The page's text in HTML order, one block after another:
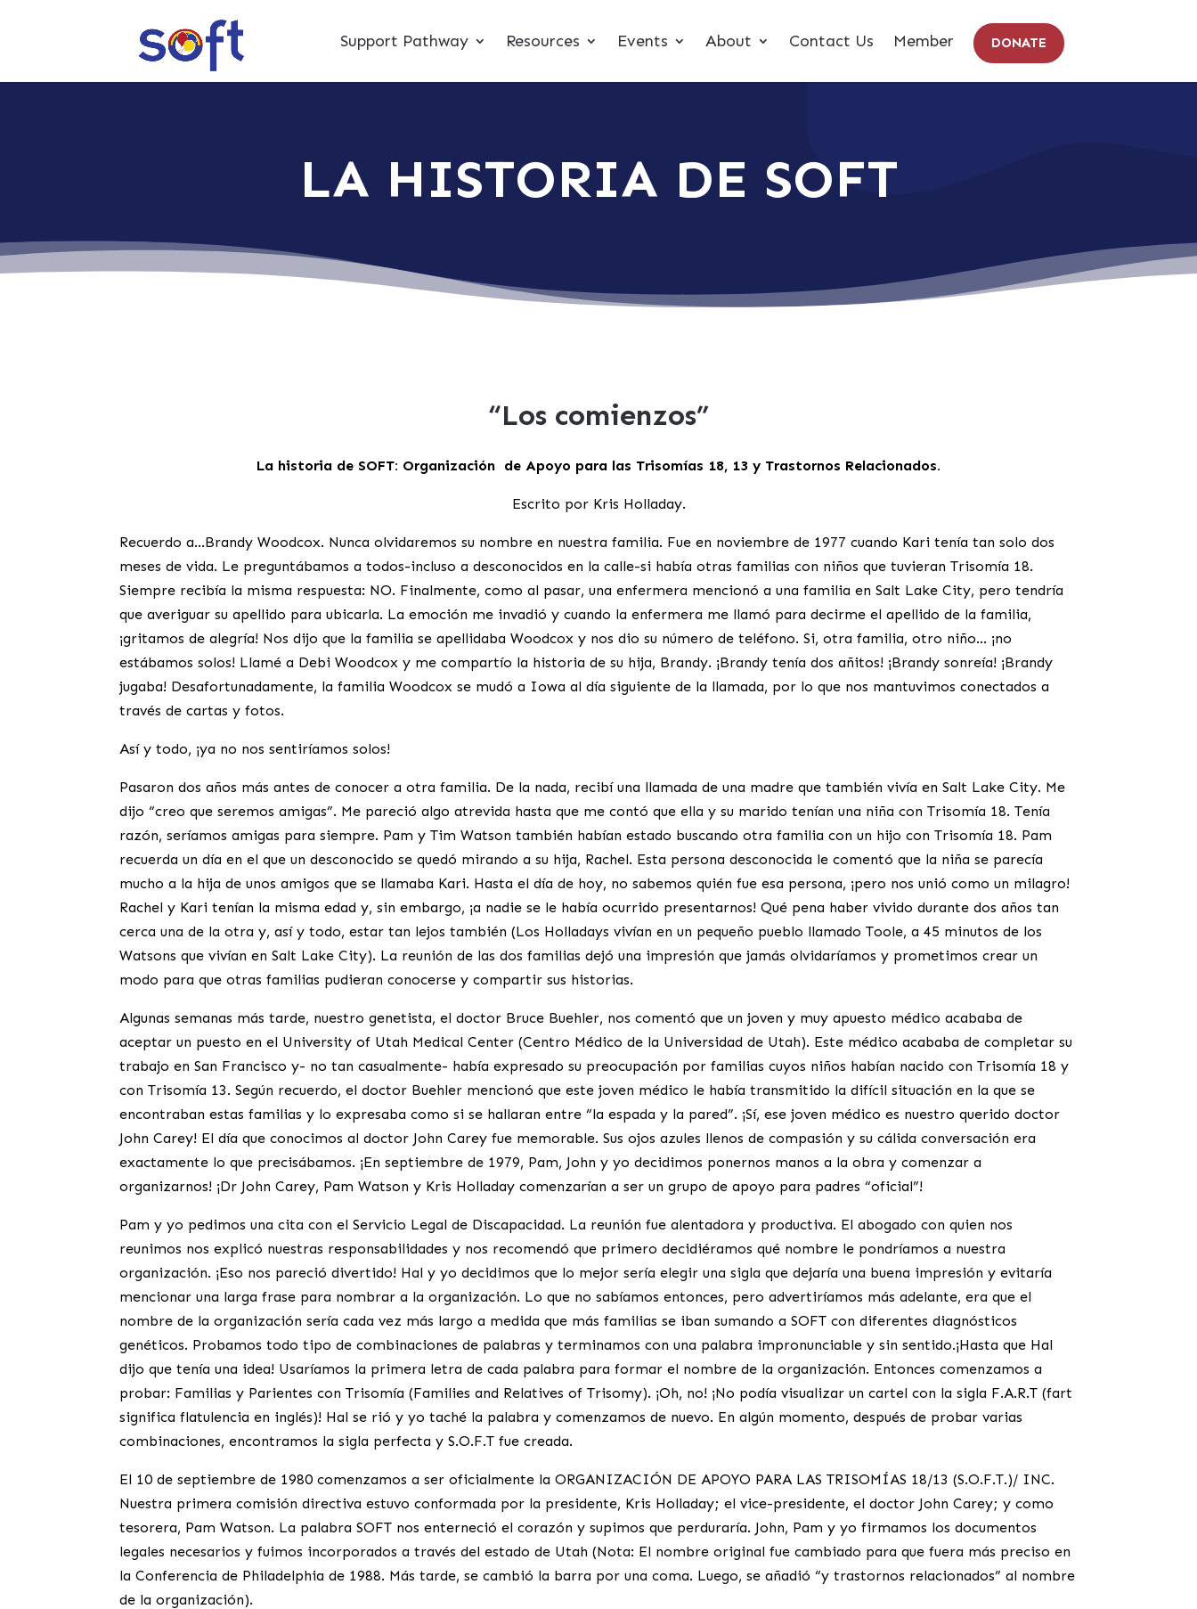
Support Pathway Resources Events About Contact Us Member DONATE
LA HISTORIA DE SOFT
“Los comienzos”
La historia de SOFT: Organización de Apoyo para las Trisomías 18, 13 y Trastornos Relacionados.
Escrito por Kris Holladay.
Recuerdo a…Brandy Woodcox. Nunca olvidaremos su nombre en nuestra familia. Fue en noviembre de 1977 cuando Kari tenía tan solo dos
meses de vida. Le preguntábamos a todos-incluso a desconocidos en la calle-si había otras familias con niños que tuvieran Trisomía 18.
Siempre recibía la misma respuesta: NO. Finalmente, como al pasar, una enfermera mencionó a una familia en Salt Lake City, pero tendría
que averiguar su apellido para ubicarla. La emoción me invadió y cuando la enfermera me llamó para decirme el apellido de la familia,
¡gritamos de alegría! Nos dijo que la familia se apellidaba Woodcox y nos dio su número de teléfono. Si, otra familia, otro niño… ¡no
estábamos solos! Llamé a Debi Woodcox y me compartío la historia de su hija, Brandy. ¡Brandy tenía dos añitos! ¡Brandy sonreía! ¡Brandy
jugaba! Desafortunadamente, la familia Woodcox se mudó a Iowa al día siguiente de la llamada, por lo que nos mantuvimos conectados a
través de cartas y fotos.
Así y todo, ¡ya no nos sentiríamos solos!
Pasaron dos años más antes de conocer a otra familia. De la nada, recibí una llamada de una madre que también vivía en Salt Lake City. Me
dijo “creo que seremos amigas”. Me pareció algo atrevida hasta que me contó que ella y su marido tenían una niña con Trisomía 18. Tenía
razón, seríamos amigas para siempre. Pam y Tim Watson también habían estado buscando otra familia con un hijo con Trisomía 18. Pam
recuerda un día en el que un desconocido se quedó mirando a su hija, Rachel. Esta persona desconocida le comentó que la niña se parecía
mucho a la hija de unos amigos que se llamaba Kari. Hasta el día de hoy, no sabemos quién fue esa persona, ¡pero nos unió como un milagro!
Rachel y Kari tenían la misma edad y, sin embargo, ¡a nadie se le había ocurrido presentarnos! Qué pena haber vivido durante dos años tan
cerca una de la otra y, así y todo, estar tan lejos también (Los Holladays vivían en un pequeño pueblo llamado Toole, a 45 minutos de los
Watsons que vivían en Salt Lake City). La reunión de las dos familias dejó una impresión que jamás olvidaríamos y prometimos crear un
modo para que otras familias pudieran conocerse y compartir sus historias.
Algunas semanas más tarde, nuestro genetista, el doctor Bruce Buehler, nos comentó que un joven y muy apuesto médico acababa de
aceptar un puesto en el University of Utah Medical Center (Centro Médico de la Universidad de Utah). Este médico acababa de completar su
trabajo en San Francisco y- no tan casualmente- había expresado su preocupación por familias cuyos niños habían nacido con Trisomía 18 y
con Trisomía 13. Según recuerdo, el doctor Buehler mencionó que este joven médico le había transmitido la difícil situación en la que se
encontraban estas familias y lo expresaba como si se hallaran entre “la espada y la pared”. ¡Sí, ese joven médico es nuestro querido doctor
John Carey! El día que conocimos al doctor John Carey fue memorable. Sus ojos azules llenos de compasión y su cálida conversación era
exactamente lo que precisábamos. ¡En septiembre de 1979, Pam, John y yo decidimos ponernos manos a la obra y comenzar a
organizarnos! ¡Dr John Carey, Pam Watson y Kris Holladay comenzarían a ser un grupo de apoyo para padres “oficial”!
Pam y yo pedimos una cita con el Servicio Legal de Discapacidad. La reunión fue alentadora y productiva. El abogado con quien nos
reunimos nos explicó nuestras responsabilidades y nos recomendó que primero decidiéramos qué nombre le pondríamos a nuestra
organización. ¡Eso nos pareció divertido! Hal y yo decidimos que lo mejor sería elegir una sigla que dejaría una buena impresión y evitaría
mencionar una larga frase para nombrar a la organización. Lo que no sabíamos entonces, pero advertiríamos más adelante, era que el
nombre de la organización sería cada vez más largo a medida que más familias se iban sumando a SOFT con diferentes diagnósticos
genéticos. Probamos todo tipo de combinaciones de palabras y terminamos con una palabra impronunciable y sin sentido.¡Hasta que Hal
dijo que tenía una idea! Usaríamos la primera letra de cada palabra para formar el nombre de la organización. Entonces comenzamos a
probar: Familias y Parientes con Trisomía (Families and Relatives of Trisomy). ¡Oh, no! ¡No podía visualizar un cartel con la sigla F.A.R.T (fart
significa flatulencia en inglés)! Hal se rió y yo taché la palabra y comenzamos de nuevo. En algún momento, después de probar varias
combinaciones, encontramos la sigla perfecta y S.O.F.T fue creada.
El 10 de septiembre de 1980 comenzamos a ser oficialmente la ORGANIZACIÓN DE APOYO PARA LAS TRISOMÍAS 18/13 (S.O.F.T.)/ INC.
Nuestra primera comisión directiva estuvo conformada por la presidente, Kris Holladay; el vice-presidente, el doctor John Carey; y como
tesorera, Pam Watson. La palabra SOFT nos enterneció el corazón y supimos que perduraría. John, Pam y yo firmamos los documentos
legales necesarios y fuimos incorporados a través del estado de Utah (Nota: El nombre original fue cambiado para que fuera más preciso en
la Conferencia de Philadelphia de 1988. Más tarde, se cambió la barra por una coma. Luego, se añadió “y trastornos relacionados” al nombre
de la organización).